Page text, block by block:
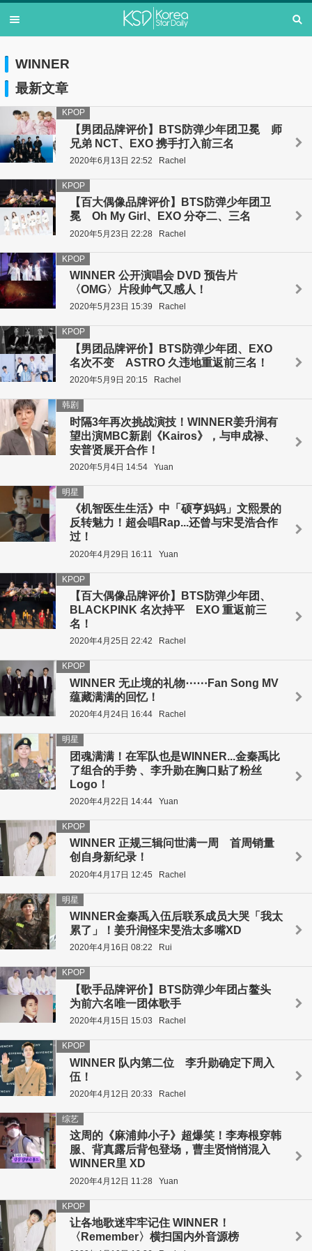
WINNER
最新文章
【男团品牌评价】BTS防弹少年团卫冕 师
兄弟 NCT、EXO 携手打入前三名
KPOP
2020年6月13日 22:52 Rachel
【百大偶像品牌评价】BTS防弹少年团卫
冕 Oh My Girl、EXO 分夺二、三名
KPOP
2020年5月23日 22:28 Rachel
WINNER 公开演唱会 DVD 预告片
〈OMG〉片段帅气又感人！
KPOP
2020年5月23日 15:39 Rachel
【男团品牌评价】BTS防弹少年团、EXO
名次不变 ASTRO 久违地重返前三名！
KPOP
2020年5月9日 20:15 Rachel
时隔3年再次挑战演技！WINNER姜升润有
望出演MBC新剧《Kairos》，与申成禄、
安普贤展开合作！
韩剧
2020年5月4日 14:54 Yuan
《机智医生生活》中「硕亨妈妈」文熙景的
反转魅力！超会唱Rap...还曾与宋旻浩合作
过！
明星
2020年4月29日 16:11 Yuan
【百大偶像品牌评价】BTS防弹少年团、
BLACKPINK 名次持平 EXO 重返前三
名！
KPOP
2020年4月25日 22:42 Rachel
WINNER 无止境的礼物⋯⋯Fan Song MV
蕴藏满满的回忆！
KPOP
2020年4月24日 16:44 Rachel
团魂满满！在军队也是WINNER...金秦禹比
了组合的手势 、李升勋在胸口贴了粉丝
Logo！
明星
2020年4月22日 14:44 Yuan
WINNER 正规三辑问世满一周 首周销量
创自身新纪录！
KPOP
2020年4月17日 12:45 Rachel
WINNER金秦禹入伍后联系成员大哭「我太
累了」！姜升润怪宋旻浩太多嘴XD
明星
2020年4月16日 08:22 Rui
【歌手品牌评价】BTS防弹少年团占鳌头
为前六名唯一团体歌手
KPOP
2020年4月15日 15:03 Rachel
WINNER 队内第二位 李升勋确定下周入
伍！
KPOP
2020年4月12日 20:33 Rachel
这周的《麻浦帅小子》超爆笑！李寿根穿韩
服、背真露后背包登场，曹圭贤悄悄混入
WINNER里 XD
综艺
2020年4月12日 11:28 Yuan
让各地歌迷牢牢记住 WINNER！
〈Remember〉横扫国内外音源榜
KPOP